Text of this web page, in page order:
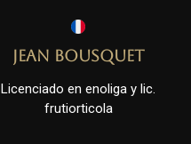
Jean Bousquet
Licenciado en enoliga y lic.
frutiorticola